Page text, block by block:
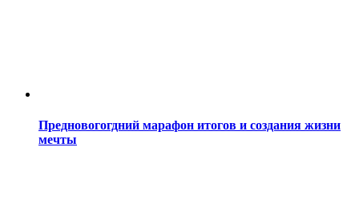
Предновогогдний марафон итогов и создания жизни
мечты